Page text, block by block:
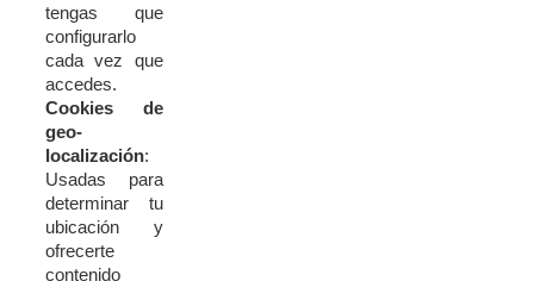
tengas que
configurarlo
cada vez que
accedes.
Cookies de
geo-
localización:
Usadas para
determinar tu
ubicación y
ofrecerte
contenido